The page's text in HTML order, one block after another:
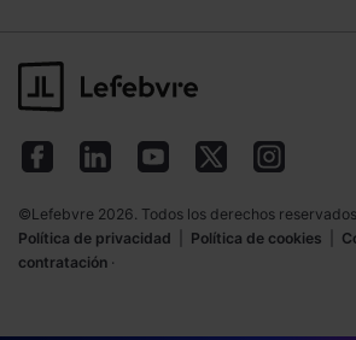
©Lefebvre 2026. Todos los derechos reservados.
Política de privacidad
Política de cookies
contratación ·